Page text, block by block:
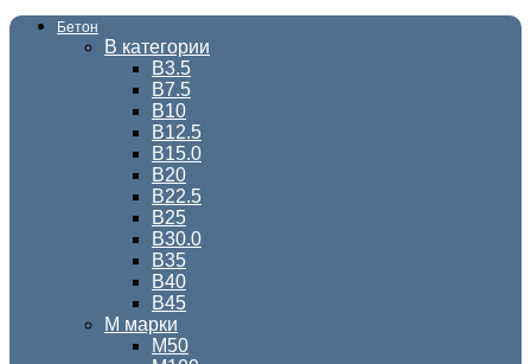
Бетон
В категории
В3.5
В7.5
В10
В12.5
В15.0
В20
В22.5
В25
В30.0
В35
В40
В45
М марки
М50